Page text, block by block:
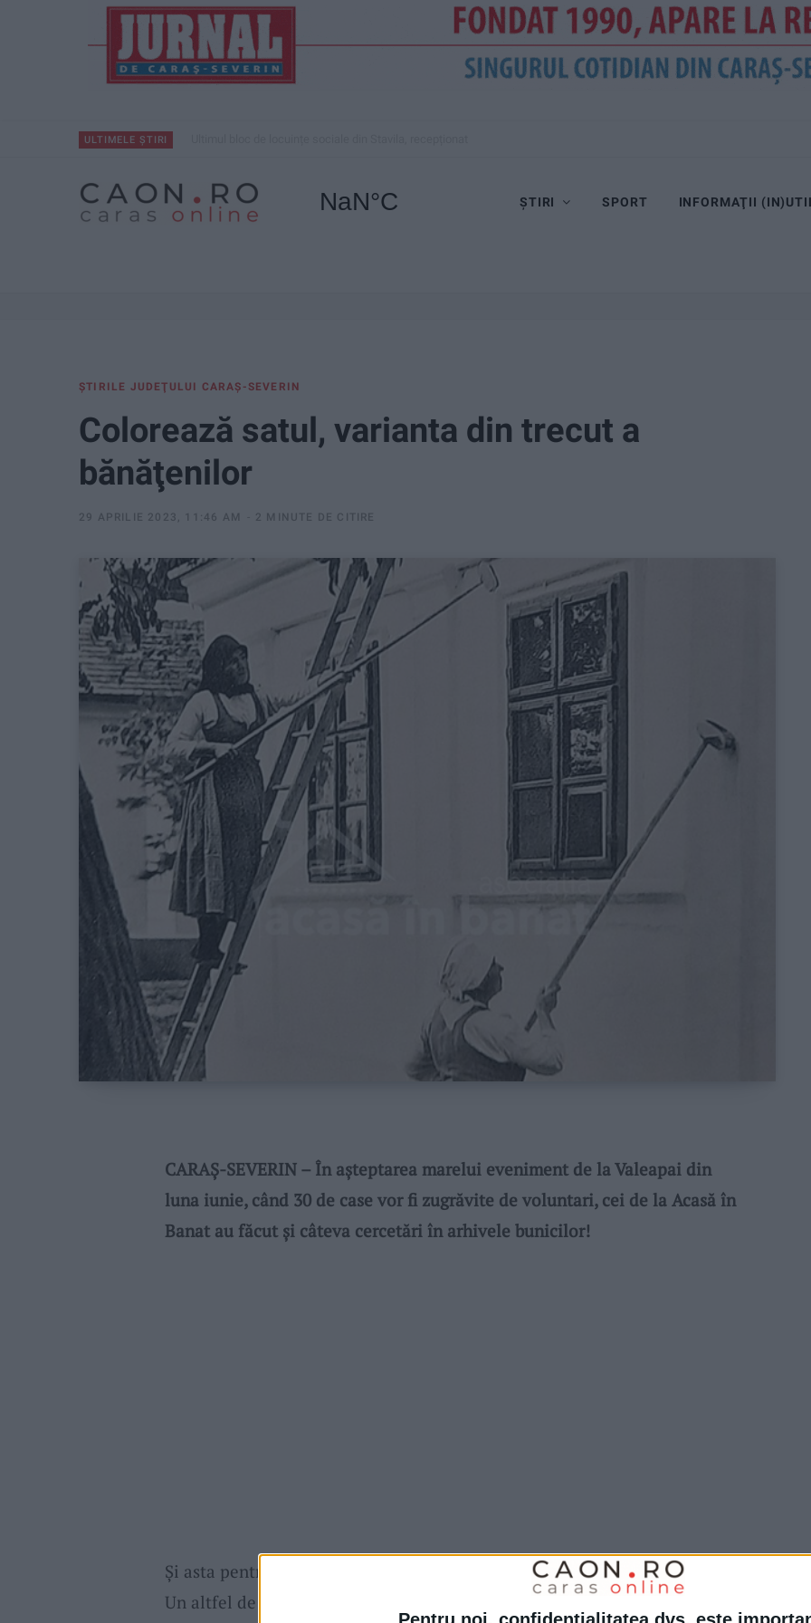
ULTIMELE ȘTIRI
ȘTIRI SPORT INFORMAŢII
ŞTIRILE JUDEŢULUI CARAŞ-SEVERIN
Colorează satul, varianta din trecut a
bănăţenilor
29 APRILIE 2023, 11:46 AM 2 MINUTE DE CITIRE
CARAŞ-SEVERIN – În aşteptarea marelui eveniment de la Valeapai din
luna iunie, când 30 de case vor fi zugrăvite de voluntari, cei de la Acasă în
Banat au făcut şi câteva cercetări în arhivele bunicilor!
Şi asta pentru a afla cum îşi zugrăveau bănăţenii casele în urmă cu mulţi ani.
Un altfel de
ar spune unii, practic